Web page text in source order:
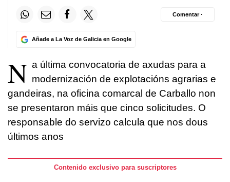
Añade a La Voz de Galicia en Google
Comentar ·
N a última convocatoria de axudas para a
modernización de explotacións agrarias e
gandeiras, na oficina comarcal de Carballo non
se presentaron máis que cinco solicitudes. O
responsable do servizo calcula que nos dous
últimos anos
Contenido exclusivo para suscriptores